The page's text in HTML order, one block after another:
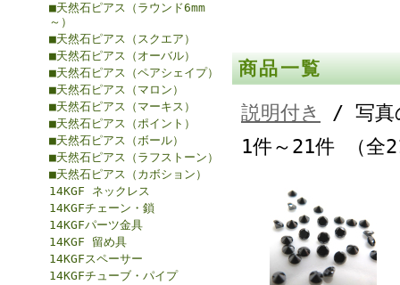
■天然石ピアス（ラウンド6mm
～）
■天然石ピアス（スクエア）
■天然石ピアス（オーバル）
■天然石ピアス（ペアシェイプ）
■天然石ピアス（マロン）
■天然石ピアス（マーキス）
■天然石ピアス（ポイント）
■天然石ピアス（ボール）
■天然石ピアス（ラフストーン）
■天然石ピアス（カボション）
14KGF ネックレス
14KGFチェーン・鎖
14KGFパーツ金具
14KGF 留め具
14KGFスペーサー
14KGFチューブ・パイプ
商品一覧
説明付き
/ 写真
1件～21件 （全